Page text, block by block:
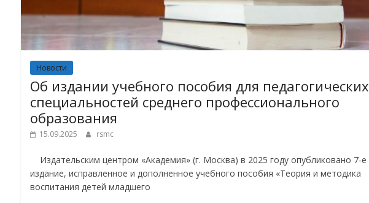
Новости
Об издании учебного пособия для педагогических
специальностей среднего профессионального
образования
15.09.2025 rsmc
Издательским центром «Академия» (г. Москва) в 2025 году опубликовано 7-е
издание, исправленное и дополненное учебного пособия «Теория и методика
воспитания детей младшего